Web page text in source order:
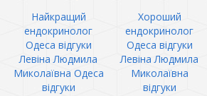
Найкращий
ендокринолог
Одеса відгуки
Хороший
ендокринолог
Одеса відгуки
Левіна Людмила
Миколаївна Одеса
відгуки
Левіна Людмила
Миколаївна
відгуки